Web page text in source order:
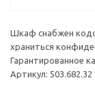
Шкаф снабжен
храниться
Гарантированное
Артикул: 503.682.32